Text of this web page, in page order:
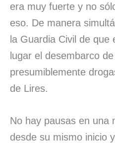
era muy fuerte y no
eso. De manera
la Guardia Civil de que
lugar el desembarco
presumiblemente
de Lires.
No hay pausas en una
desde su mismo inicio